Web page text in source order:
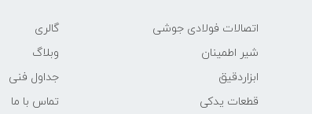
اتصالات فولادی جوشی
شیر اطمینان
ابزاردقیق
قطعات یدکی
گالری
وبلاگ
جداول فنی
تماس با ما